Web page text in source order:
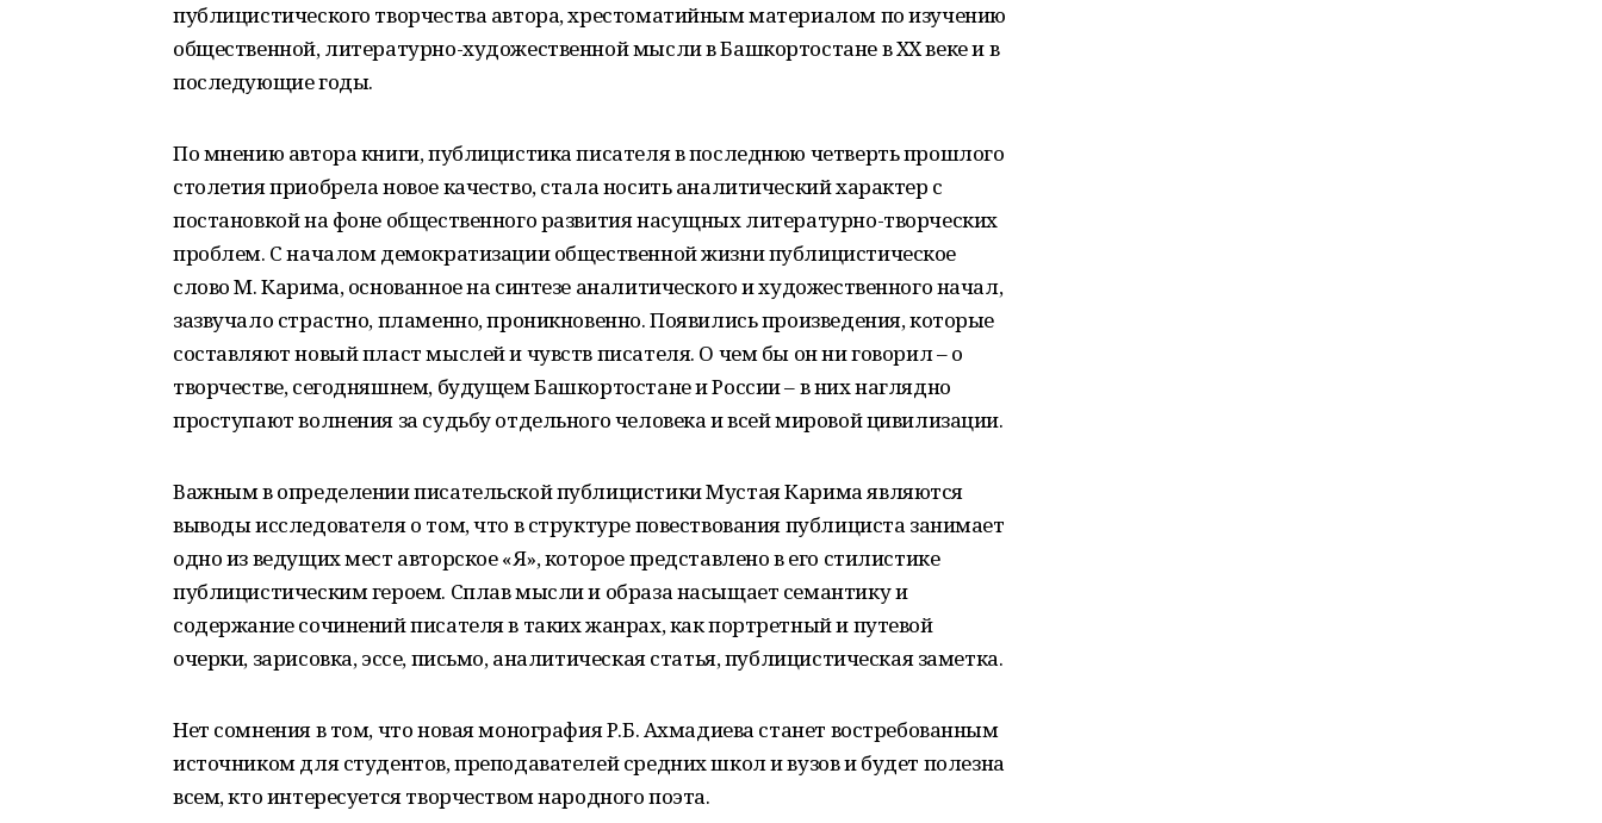
публицистического творчества автора, хрестоматийным материалом по изучению
общественной, литературно-художественной мысли в Башкортостане в XX веке и в
последующие годы.
По мнению автора книги, публицистика писателя в последнюю четверть прошлого
столетия приобрела новое качество, стала носить аналитический характер с
постановкой на фоне общественного развития насущных литературно-творческих
проблем. С началом демократизации общественной жизни публицистическое
слово М. Карима, основанное на синтезе аналитического и художественного начал,
зазвучало страстно, пламенно, проникновенно. Появились произведения, которые
составляют новый пласт мыслей и чувств писателя. О чем бы он ни говорил – о
творчестве, сегодняшнем, будущем Башкортостане и России – в них наглядно
проступают волнения за судьбу отдельного человека и всей мировой цивилизации.
Важным в определении писательской публицистики Мустая Карима являются
выводы исследователя о том, что в структуре повествования публициста занимает
одно из ведущих мест авторское «Я», которое представлено в его стилистике
публицистическим героем. Сплав мысли и образа насыщает семантику и
содержание сочинений писателя в таких жанрах, как портретный и путевой
очерки, зарисовка, эссе, письмо, аналитическая статья, публицистическая заметка.
Нет сомнения в том, что новая монография Р.Б. Ахмадиева станет востребованным
источником для студентов, преподавателей средних школ и вузов и будет полезна
всем, кто интересуется творчеством народного поэта.